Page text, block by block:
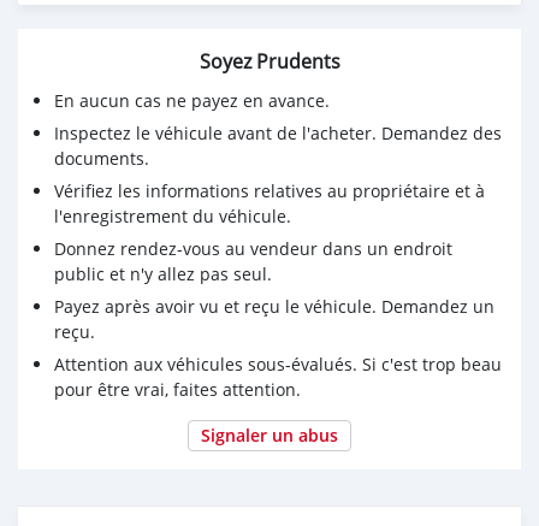
Soyez Prudents
En aucun cas ne payez en avance.
Inspectez le véhicule avant de l'acheter. Demandez des
documents.
Vérifiez les informations relatives au propriétaire et à
l'enregistrement du véhicule.
Donnez rendez-vous au vendeur dans un endroit
public et n'y allez pas seul.
Payez après avoir vu et reçu le véhicule. Demandez un
reçu.
Attention aux véhicules sous-évalués. Si c'est trop beau
pour être vrai, faites attention.
Signaler un abus